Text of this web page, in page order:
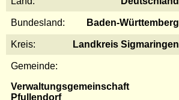
Bundesland: Baden-Württemberg
Kreis: Landkreis Sigmaringen
Gemeinde:
Verwaltungsgemeinschaft
Pfullendorf